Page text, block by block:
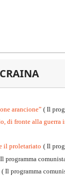
arancione” ( Il
di fronte alla guerra
il proletariato ( Il
programma
( Il programma